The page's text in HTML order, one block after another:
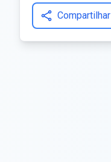
Compartilhar